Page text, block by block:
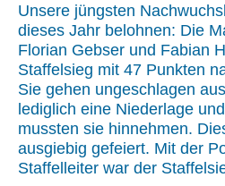
Unsere jüngsten
dieses Jahr belohnen: Die
Florian Gebser und Fabian
Staffelsieg mit 47 Punkten
Sie gehen ungeschlagen
lediglich eine Niederlage
mussten sie hinnehmen.
ausgiebig gefeiert. Mit der
Staffelleiter war der